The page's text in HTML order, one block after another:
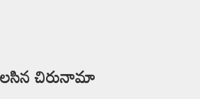
చిరునామా